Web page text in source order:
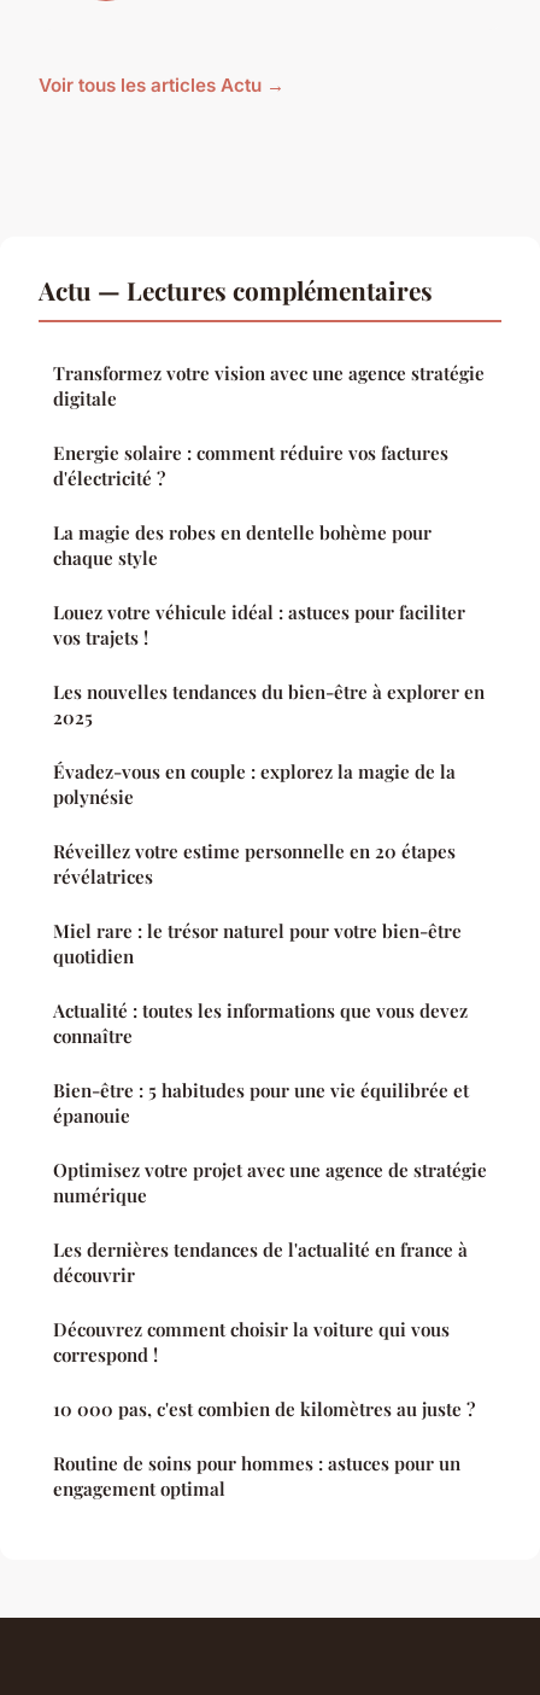
Voir tous les articles Actu →
Actu — Lectures complémentaires
Transformez votre vision avec une agence stratégie
digitale
Energie solaire : comment réduire vos factures
d'électricité ?
La magie des robes en dentelle bohème pour
chaque style
Louez votre véhicule idéal : astuces pour faciliter
vos trajets !
Les nouvelles tendances du bien-être à explorer en
2025
Évadez-vous en couple : explorez la magie de la
polynésie
Réveillez votre estime personnelle en 20 étapes
révélatrices
Miel rare : le trésor naturel pour votre bien-être
quotidien
Actualité : toutes les informations que vous devez
connaître
Bien-être : 5 habitudes pour une vie équilibrée et
épanouie
Optimisez votre projet avec une agence de stratégie
numérique
Les dernières tendances de l'actualité en france à
découvrir
Découvrez comment choisir la voiture qui vous
correspond !
10 000 pas, c'est combien de kilomètres au juste ?
Routine de soins pour hommes : astuces pour un
engagement optimal